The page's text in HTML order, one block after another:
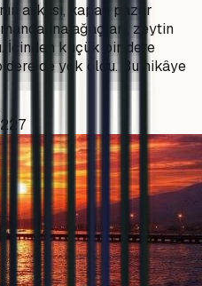
arkası, kapalı pazar
ağaçları, zeytin
İçinden küçük bir dere
dere de yok oldu. Bu hikâye
227